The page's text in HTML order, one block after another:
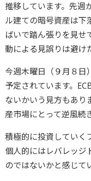
推移しています。先週
ル建ての暗号資産は下
ばいで踏ん張りを見せ
動による見誤りは避け
今週木曜日（９月８日
予定されています。
ないかいう見方もあり
産市場にとって逆風続
積極的に投資していく
個人的にはレバレッジ
のではないかと感じて